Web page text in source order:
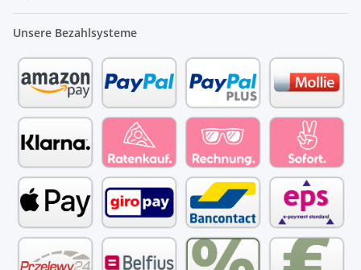
Unsere Bezahlsysteme